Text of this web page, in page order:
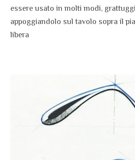
essere usato in molti modi,
appoggiandolo sul tavolo sopra il
libera